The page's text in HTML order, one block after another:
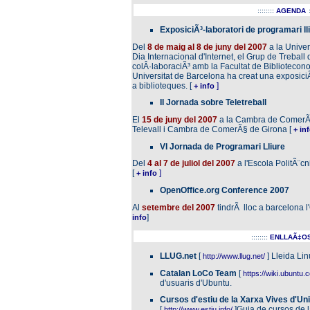
:::::::: AGENDA
ExposiciÃ³-laboratori de programari
Del 8 de maig al 8 de juny del 2007 a la
Dia Internacional d'Internet, el Grup de Treball
colÂ·laboraciÃ³ amb la Facultat de
Universitat de Barcelona ha creat una
a biblioteques. [ + info ]
II Jornada sobre Teletreball
El 15 de juny del 2007 a la Cambra de
Televall i Cambra de ComerÃ§ de Girona [ +
VI Jornada de Programari Lliure
Del 4 al 7 de juliol del 2007 a l'Escola
[ + info ]
OpenOffice.org Conference 2007
Al setembre del 2007 tindrÃ lloc a barcelona
info]
::::::::
LLUG.net [http://www.llug.net/ ] Lleida
Catalan LoCo Team [https://
d'usuaris d'Ubuntu
Cursos d'estiu de la Xarxa Vives